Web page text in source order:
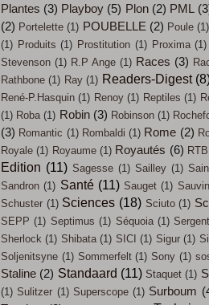
Plantes (3) Playboy (5) Plon (2) PML
(2) Portelette (1) POUBELLE (2) Poule (1)
(1) Produits (1) Prostitution (1) Proxima (1)
Stevenson (1) R.P Ange (1) Races (3)
Rathbone (1) Ray (1) Readers-Digest
René-P.Hasquin (1) Renoy (1) Reptiles (1)
(1) Roba (1) Robin (3) Robinson (1)
(3) Romantic (1) Rombaldi (1) Rome (2)
Royale (1) Royaume (1) Royautés (6)
Edition (11) Sagesse (1) Sailley (1)
Sandron (1) Santé (11) Sauget (1) Sauvin
Schuster (1) Sciences (18) Sciuto (1)
SEPP (1) Septimus (1) Séquoia (1) Sergent
Sherlock (1) Shibata (1) SICI (1) Sigur (1)
Soljenitsyne (1) Sommerfelt (1) Sony (1)
Staline (2) Standaard (11) Staquet (1)
(1) Sulitzer (1) Superscope (1) Surboum